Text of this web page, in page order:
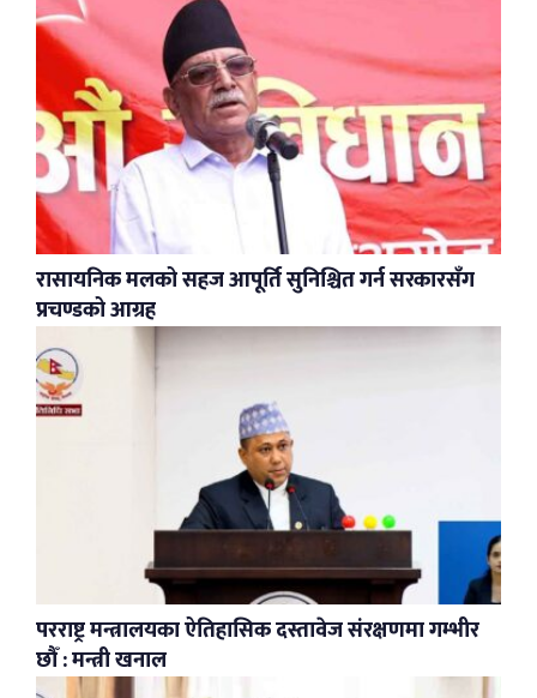
रासायनिक मलको सहज आपूर्ति सुनिश्चित गर्न सरकारसँग
प्रचण्डको आग्रह
परराष्ट्र मन्त्रालयका ऐतिहासिक दस्तावेज संरक्षणमा गम्भीर
छौँ : मन्त्री खनाल